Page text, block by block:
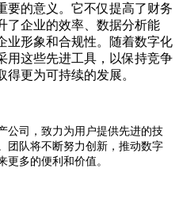
要的意义。它不仅提高了财务
了企业的效率、数据分析能
业形象和合规性。随着数字化
用这些先进工具，以保持竞争
更为可持续的发展。‍
公司，致力为用户提供先进的技
团队将不断努力创新，推动数字
更多的便利和价值。